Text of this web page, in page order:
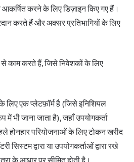
करने के लिए डिज़ाइन किए गए हैं।
करते हैं और अक्सर प्रतिभागियों के लिए
काम करते हैं, जिसे निवेशकों के लिए
लिए एक प्लेटफ़ॉर्म है (जिसे इनिशियल
में भी जाना जाता है), जहाँ उपयोगकर्ता
होनहार परियोजनाओं के लिए टोकन खरीद
सिस्टम द्वारा या उपयोगकर्ताओं द्वारा रखे